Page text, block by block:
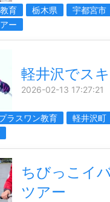
育 栃木県 宇都宮市
ー
軽井沢でス
2026-02-13 17:27:21
ラスワン教育 軽井沢町
ちびっこイ
ツアー